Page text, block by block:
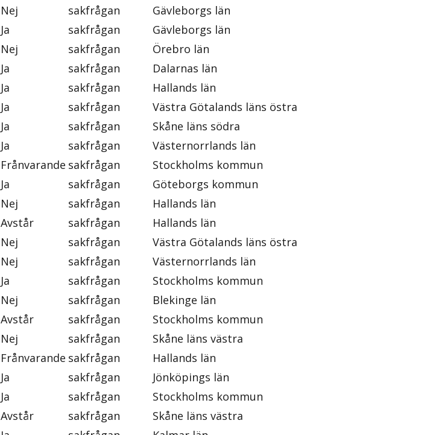
Nej sakfrågan
Gävleborgs län
Ja sakfrågan
Gävleborgs län
Nej sakfrågan
Örebro län
Ja sakfrågan
Dalarnas län
Ja sakfrågan
Hallands län
Ja sakfrågan
Västra Götalands läns östra
Ja sakfrågan
Skåne läns södra
Ja sakfrågan
Västernorrlands län
Frånvarande sakfrågan
Stockholms kommun
Ja sakfrågan
Göteborgs kommun
Nej sakfrågan
Hallands län
Avstår sakfrågan
Hallands län
Nej sakfrågan
Västra Götalands läns östra
Nej sakfrågan
Västernorrlands län
Ja sakfrågan
Stockholms kommun
Nej sakfrågan
Blekinge län
Avstår sakfrågan
Stockholms kommun
Nej sakfrågan
Skåne läns västra
Frånvarande sakfrågan
Hallands län
Ja sakfrågan
Jönköpings län
Ja sakfrågan
Stockholms kommun
Avstår sakfrågan
Skåne läns västra